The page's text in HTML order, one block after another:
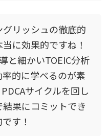
リッシュの徹底的
に効果的ですね！
と細かいTOEIC分析
的に学べるのが素
サイクルを回し
果にコミットでき
す！